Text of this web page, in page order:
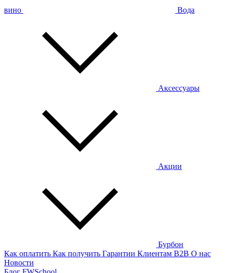
вино Вода
Аксессуары
Акции
Бурбон
Как оплатить Как получить Гарантии Клиентам B2B О нас
Новости